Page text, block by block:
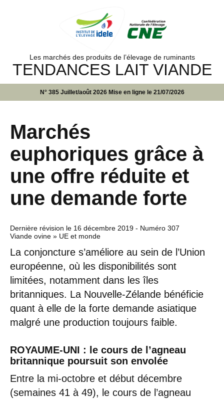
Les marchés des produits de l’élevage de ruminants
TENDANCES LAIT VIANDE
N° 385 Juillet/août 2026 Mise en ligne le 21/07/2026
Marchés
euphoriques grâce à
une offre réduite et
une demande forte
Dernière révision le 16 décembre 2019 - Numéro 307
Viande ovine » UE et monde
La conjoncture s’améliore au sein de l’Union
européenne, où les disponibilités sont
limitées, notamment dans les îles
britanniques. La Nouvelle-Zélande bénéficie
quant à elle de la forte demande asiatique
malgré une production toujours faible.
ROYAUME-UNI : le cours de l’agneau
britannique poursuit son envolée
Entre la mi-octobre et début décembre
(semaines 41 à 49), le cours de l’agneau